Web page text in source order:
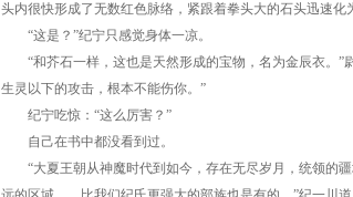
头内很快形成了无数红色脉络，紧跟着拳头大的石头迅速化
“这是？”纪宁只感觉身体一凉。
“和芥石一样，这也是天然形成的宝物，名为金辰衣。”
生灵以下的攻击，根本不能伤你。”
纪宁吃惊：“这么厉害？”
自己在书中都没看到过。
“大夏王朝从神魔时代到如今，存在无尽岁月，统领的疆